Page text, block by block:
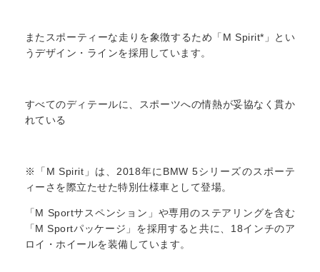
またスポーティーな走りを象徴するため「M Spirit*」とい
うデザイン・ラインを採用しています。
すべてのディテールに、スポーツへの情熱が妥協なく貫か
れている
※「M Spirit」は、2018年にBMW 5シリーズのスポーテ
ィーさを際立たせた特別仕様車として登場。
「M Sportサスペンション」や専用のステアリングを含む
「M Sportパッケージ」を採用すると共に、18インチのア
ロイ・ホイールを装備しています。